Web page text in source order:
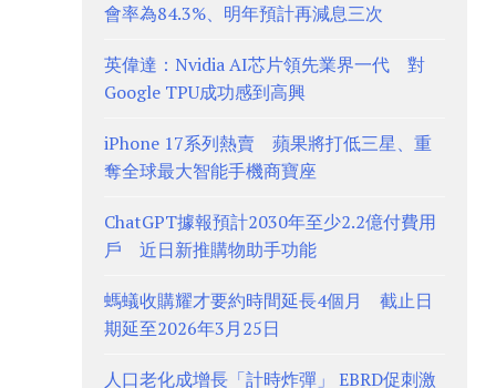
會率為84.3%、明年預計再減息三次
英偉達：Nvidia AI芯片領先業界一代 對
Google TPU成功感到高興
iPhone 17系列熱賣 蘋果將打低三星、重
奪全球最大智能手機商寶座
ChatGPT據報預計2030年至少2.2億付費用
戶 近日新推購物助手功能
螞蟻收購耀才要約時間延長4個月 截止日
期延至2026年3月25日
人口老化成增長「計時炸彈」 EBRD促刺激